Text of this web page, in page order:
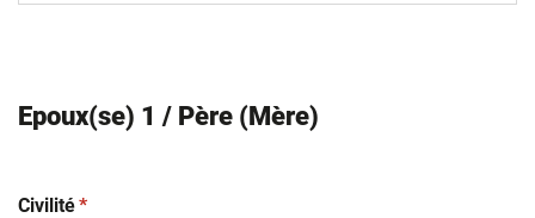
Epoux(se) 1 / Père (Mère)
Civilité(obligatoire)
*